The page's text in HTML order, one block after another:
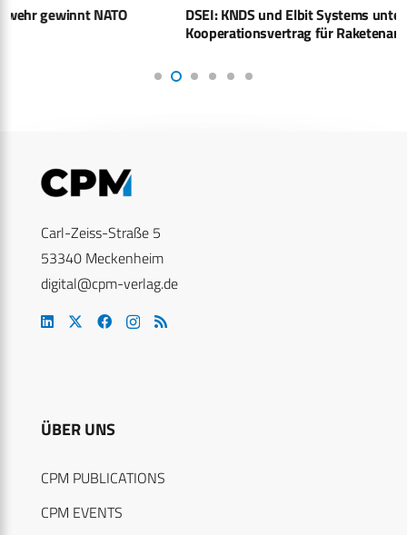
DSEI: KNDS und Elbit Systems unterzeichnen
Kooperations­vertrag für Raketenartillerie­system EuroPULS
Carl-Zeiss-Straße 5
53340 Meckenheim
digital@cpm-verlag.de
ÜBER UNS
CPM PUBLICATIONS
CPM EVENTS